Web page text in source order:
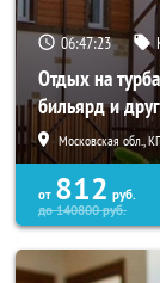
06:47:21
Отдых на
бильярд и
Московская обл.,
от 812 руб.
до140800руб.